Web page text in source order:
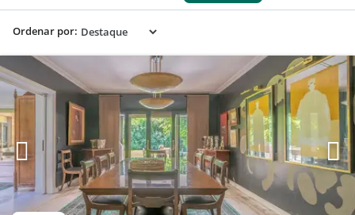
Ordenar por: